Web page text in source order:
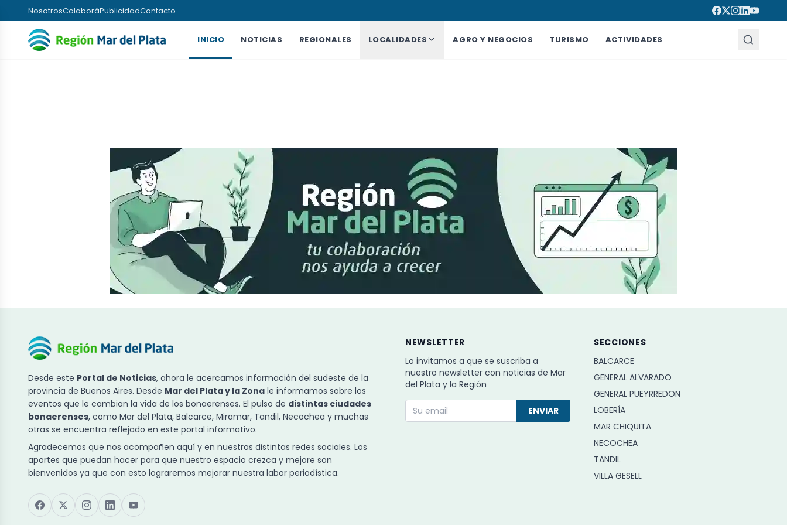
NosotrosColaboráPublicidadContacto
INICIO NOTICIAS REGIONALES LOCALIDADES AGRO Y NEGOCIOS TURISMO ACTIVIDADES
Desde este Portal de Noticias, ahora le acercamos información del sudeste de la
provincia de Buenos Aires. Desde Mar del Plata y la Zona le informamos sobre los
eventos que le cambian la vida de los bonaerenses. El pulso de distintas ciudades
bonaerenses, como Mar del Plata, Balcarce, Miramar, Tandil, Necochea y muchas
otras se encuentra reflejado en este portal informativo.
Agradecemos que nos acompañen aquí y en nuestras distintas redes sociales. Los
aportes que puedan hacer para que nuestro espacio crezca y mejore son
bienvenidos ya que con esto lograremos mejorar nuestra labor periodística.
NEWSLETTER
Lo invitamos a que se suscriba a
nuestro newsletter con noticias de Mar
del Plata y la Región
ENVIAR
SECCIONES
BALCARCE
GENERAL ALVARADO
GENERAL PUEYRREDON
LOBERÍA
MAR CHIQUITA
NECOCHEA
TANDIL
VILLA GESELL